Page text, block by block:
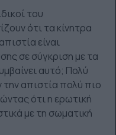
του
ότι τα κίνητρα
είναι
σε σύγκριση με τα
αυτό; Πολύ
την απιστία πολύ πιο
ότι η ερωτική
με τη σωματική